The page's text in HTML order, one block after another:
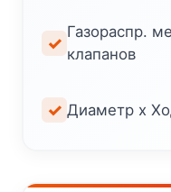
Газораспр.
клапанов
Диаметр x